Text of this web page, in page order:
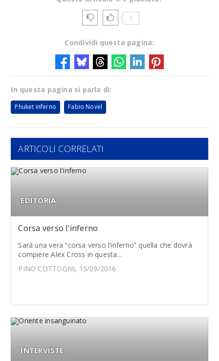
5
Condividi questa pagina:
In questa pagina si parla di:
Phuket inferno Fabio Novel
ARTICOLI CORRELATI
EDITORIA
Corsa verso l'inferno
Sarà una vera “corsa verso l’inferno” quella che dovrà
compiere Alex Cross in questa...
PINO COTTOGNI, 15/09/2016
INTERVISTE